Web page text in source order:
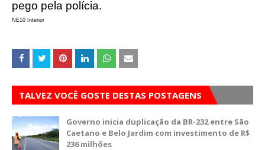
pego pela polícia.
NE10 Interior
TALVEZ VOCÊ GOSTE DESTAS POSTAGENS
Governo inicia duplicação da BR-232 entre São
Caetano e Belo Jardim com investimento de R$
236 milhões